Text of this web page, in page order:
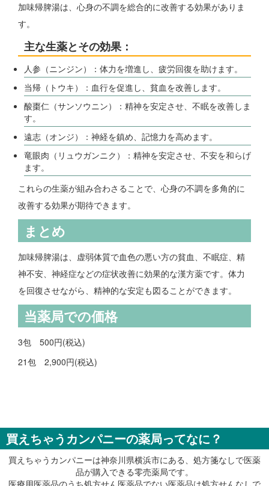
加味帰脾湯は、心身の不調を総合的に改善する効果がありま
す。
主な生薬とその効果：
人参（ニンジン）：体力を増進し、疲労回復を助けます。
当帰（トウキ）：血行を促進し、貧血を改善します。
酸棗仁（サンソウニン）：精神を安定させ、不眠を改善しま
す。
遠志（オンジ）：神経を鎮め、記憶力を高めます。
竜眼肉（リュウガンニク）：精神を安定させ、不安を和らげ
ます。
これらの生薬が組み合わさることで、心身の不調を多角的に
改善する効果が期待できます。
まとめ
加味帰脾湯は、虚弱体質で血色の悪い方の貧血、不眠症、精
神不安、神経症などの症状改善に効果的な漢方薬です。体力
を回復させながら、精神的な安定も図ることができます。
当薬局での価格
3包 500円(税込)
21包 2,900円(税込)
買えちゃうカンパニーの薬局ってなに？
買えちゃうカンパニーは神奈川県横浜市にある、処方箋なしで医薬
品が購入できる零売薬局です。